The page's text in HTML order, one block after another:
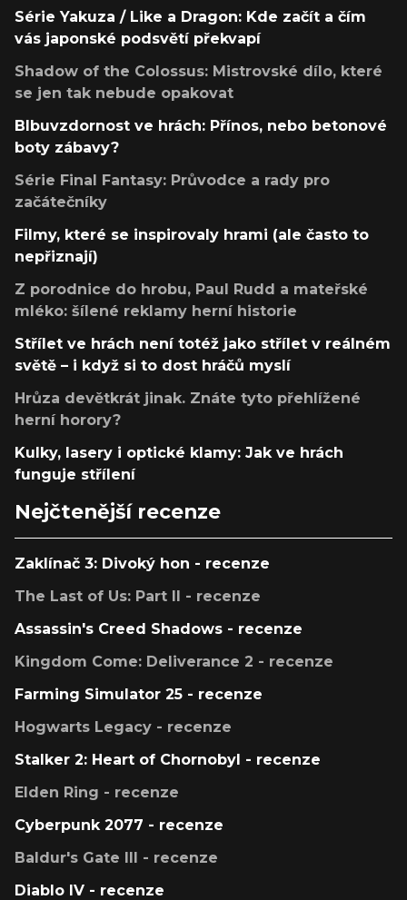
Série Yakuza / Like a Dragon: Kde začít a čím
vás japonské podsvětí překvapí
Shadow of the Colossus: Mistrovské dílo, které
se jen tak nebude opakovat
Blbuvzdornost ve hrách: Přínos, nebo betonové
boty zábavy?
Série Final Fantasy: Průvodce a rady pro
začátečníky
Filmy, které se inspirovaly hrami (ale často to
nepřiznají)
Z porodnice do hrobu, Paul Rudd a mateřské
mléko: šílené reklamy herní historie
Střílet ve hrách není totéž jako střílet v reálném
světě – i když si to dost hráčů myslí
Hrůza devětkrát jinak. Znáte tyto přehlížené
herní horory?
Kulky, lasery i optické klamy: Jak ve hrách
funguje střílení
Nejčtenější recenze
Zaklínač 3: Divoký hon - recenze
The Last of Us: Part II - recenze
Assassin's Creed Shadows - recenze
Kingdom Come: Deliverance 2 - recenze
Farming Simulator 25 - recenze
Hogwarts Legacy - recenze
Stalker 2: Heart of Chornobyl - recenze
Elden Ring - recenze
Cyberpunk 2077 - recenze
Baldur's Gate III - recenze
Diablo IV - recenze